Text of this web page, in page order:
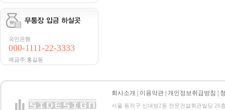
국민은행
000-1111-22-3333
예금주:홍길동
회사소개 이용약관 개인정보취급방침
서울 동작구 신대방2동 전문건설회관빌딩 28